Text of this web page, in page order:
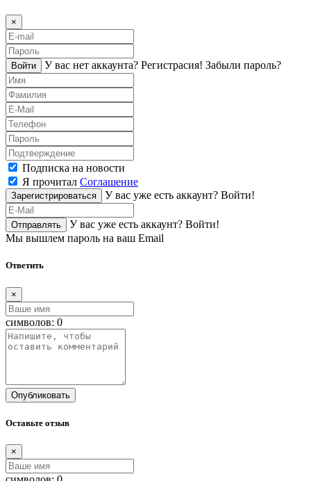
×
Войти У вас нет аккаунта? Регистраcия! Забыли пароль?
Подписка на новости
Я прочитал Соглашение
Зарегистрироваться У вас уже есть аккаунт? Войти!
Отправлять У вас уже есть аккаунт? Войти!
Мы вышлем пароль на ваш Email
Ответить
×
символов: 0
Опубликовать
Оставьте отзыв
×